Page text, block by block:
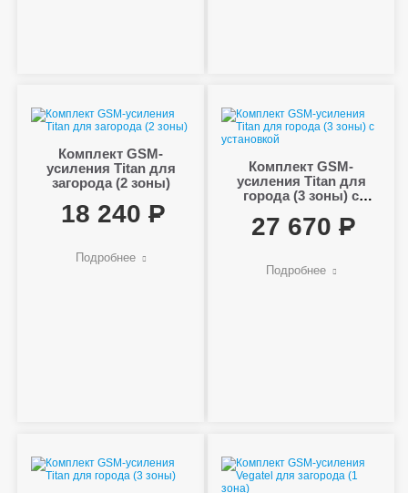
Комплект GSM-
усиления Titan для
загорода (2 зоны)
18 240
Подробнее
Комплект GSM-
усиления Titan для
города (3 зоны) с
27 670
Подробнее